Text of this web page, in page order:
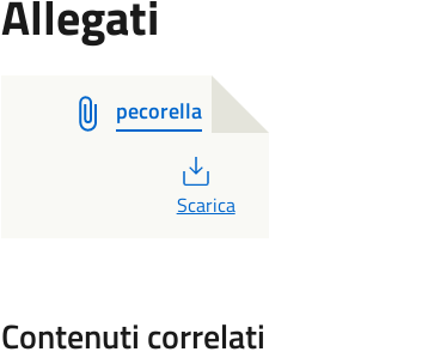
Allegati
pecorella
PDF
Scarica
Contenuti correlati